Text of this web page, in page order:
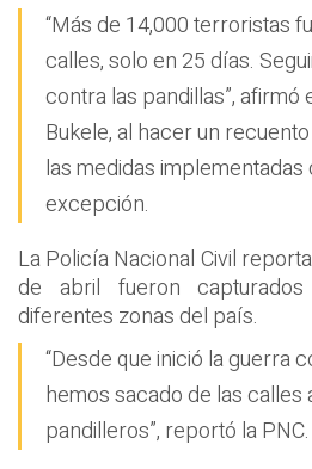
“Más de 14,000 terroristas
calles, solo en 25 días.
contra las pandillas”, afirmó
Bukele, al hacer un
las medidas
excepción.
La Policía Nacional Civil
de abril fueron
diferentes zonas del país.
“Desde que inició la guerra
hemos sacado de las calles
pandilleros”, reportó la PNC.